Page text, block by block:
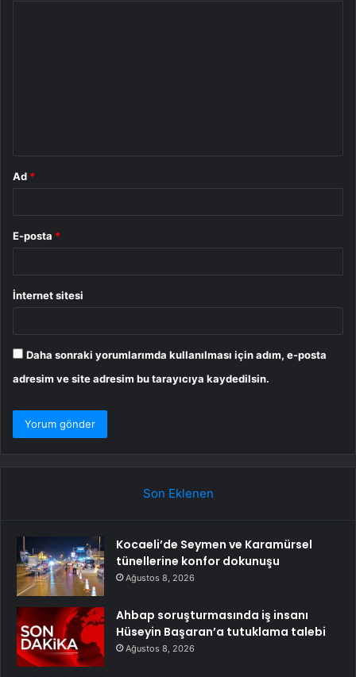
Ad *
E-posta *
İnternet sitesi
Daha sonraki yorumlarımda kullanılması için adım, e-posta
adresim ve site adresim bu tarayıcıya kaydedilsin.
Son Eklenen
Kocaeli’de Seymen ve Karamürsel
tünellerine konfor dokunuşu
Ağustos 8, 2026
Ahbap soruşturmasında iş insanı
Hüseyin Başaran’a tutuklama talebi
Ağustos 8, 2026